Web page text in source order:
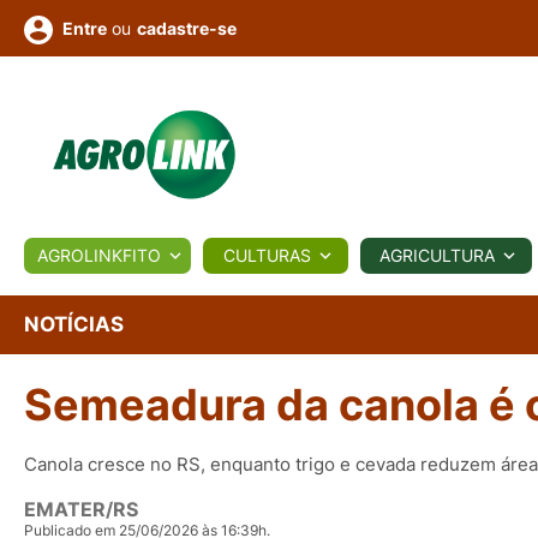
BIOLÓGICOS COTAÇÕES NOTÍCIAS
Conversor Colunistas Eventos
e
Vídeos
Entre ou cadastre-se
AGROLINKFITO CULTURAS AGRICULTURA
NOTÍCIAS
Semeadura da canola é
Canola cresce no RS, enquanto trigo e cevada reduzem
EMATER/RS
Publicado em 25/06/2026 às 16:39h.